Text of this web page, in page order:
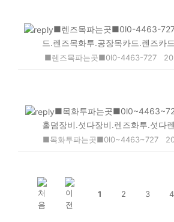
■렌즈목파는곳■0l0-4463-
드.렌즈목화투.공장목카드.렌즈카
■렌즈목파는곳■0l0-4463-727
■목화투파는곳
홀덤장비.섯다장비.렌즈화투.섯다
■목화투파는곳■0l0~4463~727
1 2 3 4